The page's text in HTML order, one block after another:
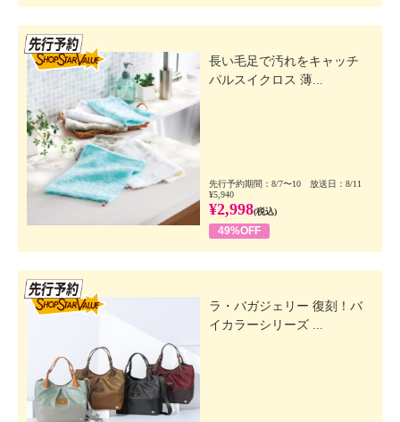
長い毛足で汚れをキャッチ
パルスイクロス 薄...
先行予約期間：8/7〜10 放送日：8/11
¥5,940
¥2,998(税込)
49%OFF
ラ・バガジェリー 復刻！バ
イカラーシリーズ ...